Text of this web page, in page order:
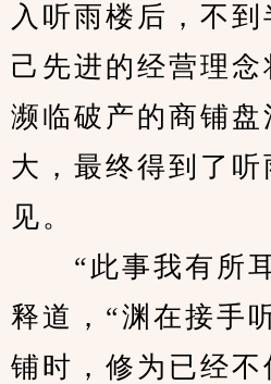
入听雨楼后，不到
己先进的经营理念
濒临破产的商铺盘
大，最终得到了
见。
“此事我有所耳
释道，“渊在接手
铺时，修为已经不